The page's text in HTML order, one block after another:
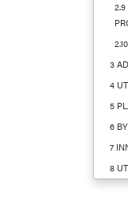
2.9
3
4
5
6
7
8